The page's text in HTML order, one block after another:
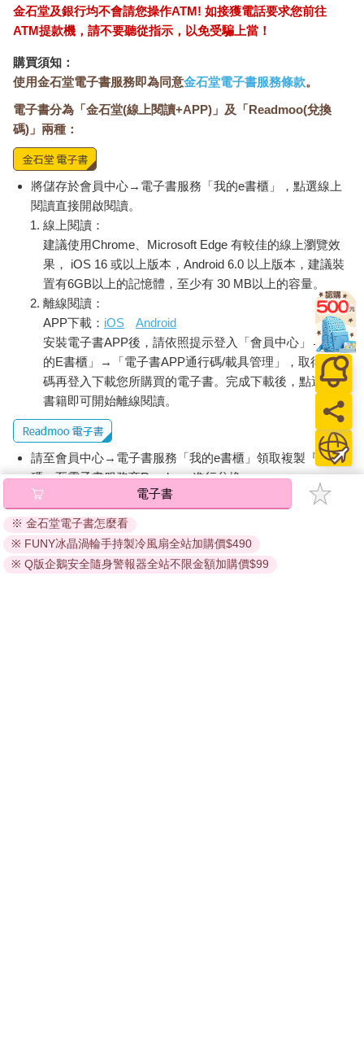
金石堂及銀行均不會請您操作ATM! 如接獲電話要求您前往
ATM提款機，請不要聽從指示，以免受騙上當！
購買須知：
使用金石堂電子書服務即為同意金石堂電子書服務條款。
電子書分為「金石堂(線上閱讀+APP)」及「Readmoo(兌換
碼)」兩種：
將儲存於會員中心→電子書服務「我的e書櫃」，點選線上
閱讀直接開啟閱讀。
線上閱讀：
建議使用Chrome、Microsoft Edge 有較佳的線上瀏覽效
果， iOS 16 或以上版本，Android 6.0 以上版本，建議裝
置有6GB以上的記憶體，至少有 30 MB以上的容量。
離線閱讀：
APP下載： iOS
Android
安裝電子書APP後，請依照提示登入「會員中心」→「我
的E書櫃」→「電子書APP通行碼/載具管理」，取得通行
碼再登入下載您所購買的電子書。完成下載後，點選任一
書籍即可開始離線閱讀。
請至會員中心→電子書服務「我的e書櫃」領取複製『兌換
碼』至電子書服務商Readmoo進行兌換。
退換貨須知：
因版權保護，您在金石堂所購買的電子書僅能以金石堂專屬
的閱讀軟體開啟閱讀，無法以其他閱讀器或直接下載檔案。
依據「消費者保護法」第19條及行政院消費者保護處公告之
電子書
※ 金石堂電子書怎麼看
※ FUNY冰晶渦輪手持製冷風扇全站加購價$490
※ Q版企鵝安全隨身警報器全站不限金額加購價$99